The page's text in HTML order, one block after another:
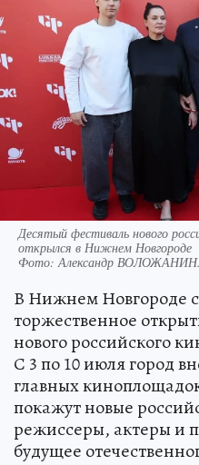
Десятый фестиваль нового
открылся в Нижнем Новгороде
Фото: Александр ВОЛОЖАНИН.
В Нижнем Новгороде
торжественное
нового российского
С 3 по 10 июля город
главных
покажут новые
режиссеры, актеры и
будущее